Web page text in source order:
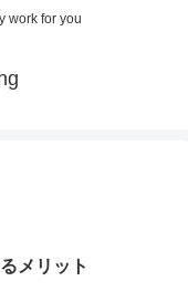
work for you
メリット